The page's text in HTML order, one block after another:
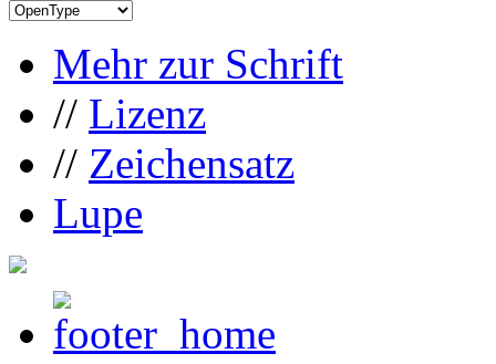
Mehr zur Schrift
// Lizenz
// Zeichensatz
Lupe